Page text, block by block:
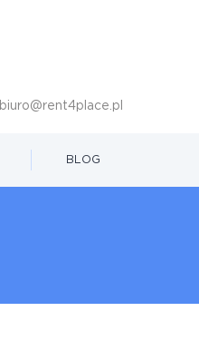
biuro@rent4place.pl
BLOG